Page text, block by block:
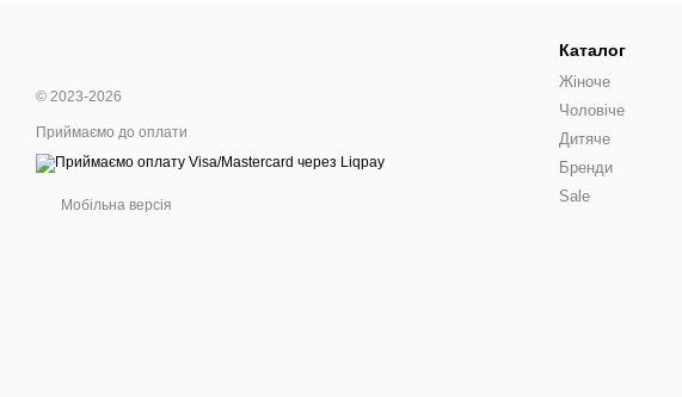
© 2023-2026
Приймаємо до оплати
Мобільна версія
Каталог
Жіноче
Чоловіче
Дитяче
Бренди
Sale